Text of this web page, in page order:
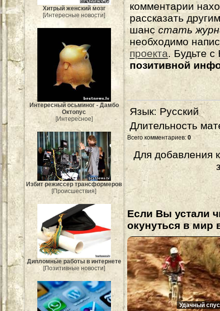
Хитрый женский мозг
[Интересные новости]
Интересный осьминог - Дамбо
Октопус
[Интересное]
Избит режиссер трансформеров
[Происшествия]
Дипломные работы в интернете
[Позитивные новости]
комментарии
рассказать
шанс стать
необходимо
проекта. Будьте
позитивной
Язык: Русский
Длительность
Всего комментариев: 0
Для добавления
Если Вы устали
окунуться в мир
Удачный